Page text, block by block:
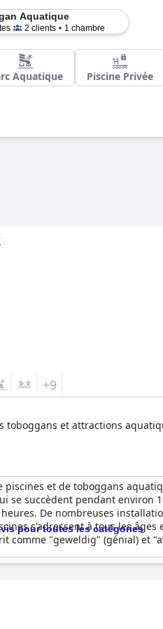
Aquatique
2 clients 1 chambre
Aquatique Piscine Privée
+9
et attractions
et de toboggans
se succèdent pendant
De nombreuses
s'adressent à tous les
"geweldig" (génial) et
pour toutes les catégories